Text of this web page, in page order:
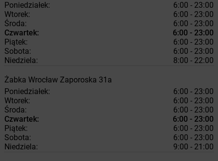
Poniedziałek:
6:00 - 23:00
Wtorek:
6:00 - 23:00
Środa:
6:00 - 23:00
Czwartek:
6:00 - 23:00
Piątek:
6:00 - 23:00
Sobota:
6:00 - 23:00
Niedziela:
8:00 - 22:00
Żabka Wrocław Zaporoska 31a
Poniedziałek:
6:00 - 23:00
Wtorek:
6:00 - 23:00
Środa:
6:00 - 23:00
Czwartek:
6:00 - 23:00
Piątek:
6:00 - 23:00
Sobota:
6:00 - 23:00
Niedziela:
9:00 - 21:00